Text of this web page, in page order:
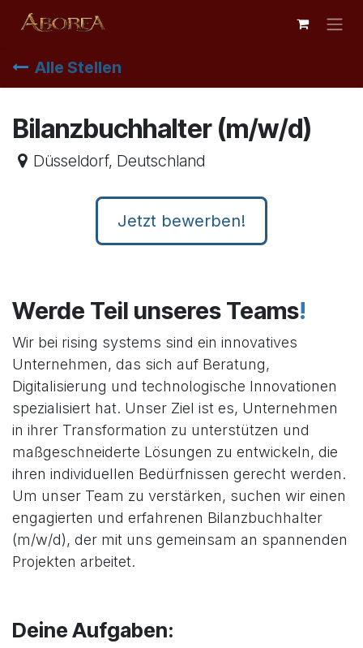
Zum Inhalt springen
Alle Stellen
Bilanzbuchhalter (m/w/d)
Düsseldorf, Deutschland
Jetzt bewerben!
Werde Teil unseres Teams!
Wir bei rising systems sind ein innovatives
Unternehmen, das sich auf Beratung,
Digitalisierung und technologische Innovationen
spezialisiert hat. Unser Ziel ist es, Unternehmen
in ihrer Transformation zu unterstützen und
maßgeschneiderte Lösungen zu entwickeln, die
ihren individuellen Bedürfnissen gerecht werden.
Um unser Team zu verstärken, suchen wir einen
engagierten und erfahrenen Bilanzbuchhalter
(m/w/d), der mit uns gemeinsam an spannenden
Projekten arbeitet.
Deine Aufgaben: